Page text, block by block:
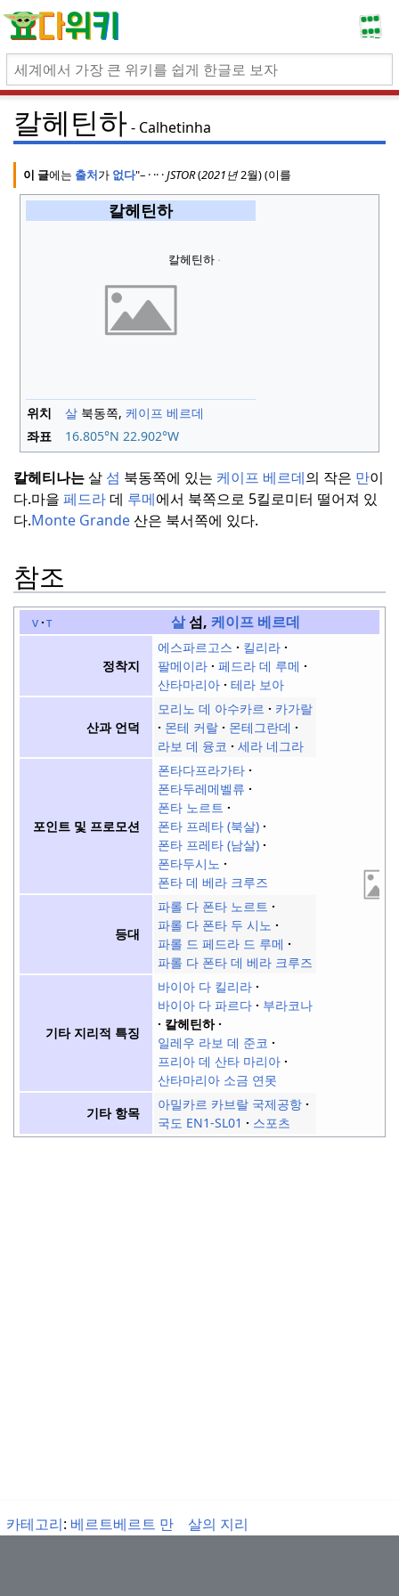
칼헤틴하 Calhetinha
이 글에는 출처가 없다"– · ·· ·JSTOR(2021년2월) (이를
칼헤틴하
칼헤틴하
위치 살 북동쪽, 케이프 베르데
좌표
16.805°N 22.902°W
칼헤티나는살 섬 북동쪽에 있는 케이프 베르데의 작은 만이
다.마을 페드라데 루메에서 북쪽으로 5킬로미터 떨어져 있
다.Monte Grande산은 북서쪽에 있다.
참조
v t 살섬, 케이프 베르데
정착지
에스파르고스
킬리라
팔메이라
페드라 데 루메
산타마리아
테라 보아
산과 언덕
모리노 데 아수카르
카가랄
몬테 커랄
몬테그란데
라보 데 융코
세라 네그라
포인트 및 프로모션
폰타다프라가타
폰타두레메벨류
폰타 노르트
폰타 프레타 (북살)
폰타 프레타 (남살)
폰타두시노
폰타 데 베라 크루즈
등대
파롤 다 폰타 노르트
파롤 다 폰타 두 시노
파롤 드 페드라 드 루메
파롤 다 폰타 데 베라 크루즈
기타 지리적 특징
바이아 다 킬리라
바이아 다 파르다
부라코나
칼헤틴하
일레우 라보 데 준코
프리아 데 산타 마리아
산타마리아 소금 연못
기타 항목
아밀카르 카브랄 국제공항
국도 EN1-SL01
스포츠
카테고리: 베르트베르트 만 살의 지리